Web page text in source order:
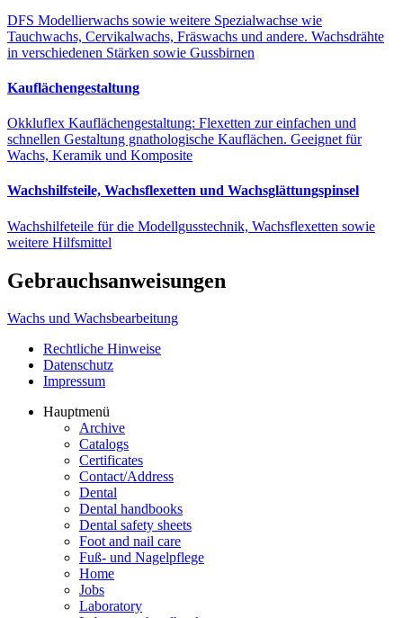
DFS Modellierwachs sowie weitere Spezialwachse wie
Tauchwachs, Cervikalwachs, Fräswachs und andere. Wachsdrähte
in verschiedenen Stärken sowie Gussbirnen
Kauflächengestaltung
Okkluflex Kauflächengestaltung: Flexetten zur einfachen und
schnellen Gestaltung gnathologische Kauflächen. Geeignet für
Wachs, Keramik und Komposite
Wachshilfsteile, Wachsflexetten und Wachsglättungspinsel
Wachshilfeteile für die Modellgusstechnik, Wachsflexetten sowie
weitere Hilfsmittel
Gebrauchsanweisungen
Wachs und Wachsbearbeitung
Rechtliche Hinweise
Datenschutz
Impressum
Hauptmenü
Archive
Catalogs
Certificates
Contact/Address
Dental
Dental handbooks
Dental safety sheets
Foot and nail care
Fuß- und Nagelpflege
Home
Jobs
Laboratory